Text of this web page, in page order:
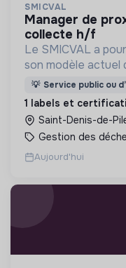
SMICVAL
manager de proximité des équipes de
collecte h/f
Le SMICVAL a
son modèle
dynamique
💡 Service public ou
1 labels et
Saint-Denis-de-
Gestion des
Aujourd'hui